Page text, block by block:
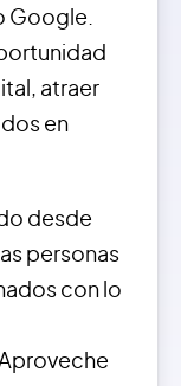
Google.
atraer
en
desde
personas
con lo